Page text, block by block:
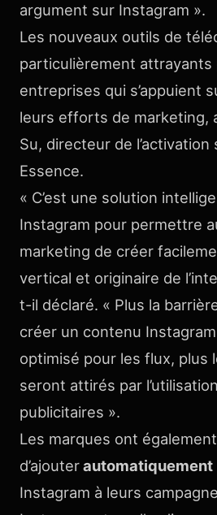
argument sur Instagram ».
Les nouveaux outils de
particulièrement
entreprises qui s’appuient
leurs efforts de marketing,
Su, directeur de l’activation
Essence.
« C’est une solution
Instagram pour permettre
marketing de créer
vertical et originaire de
t-il déclaré. « Plus la
créer un contenu
optimisé pour les flux, plus
seront attirés par
publicitaires ».
Les marques ont
d’ajouterautomatiquement
Instagram à leurs